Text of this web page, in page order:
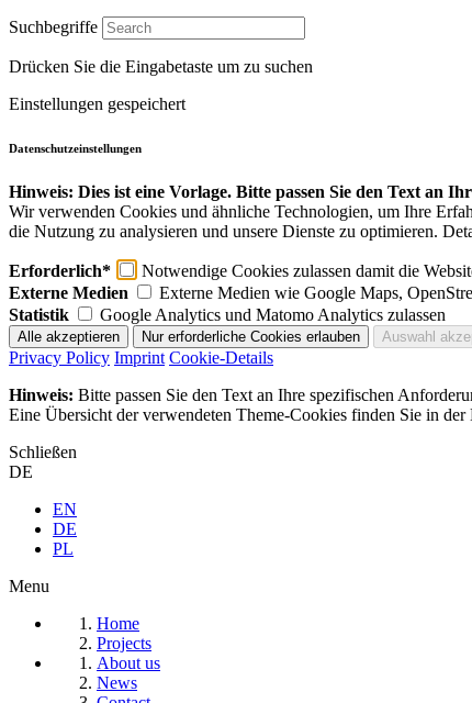
Suchbegriffe
Drücken Sie die Eingabetaste um zu suchen
Einstellungen gespeichert
Datenschutzeinstellungen
Hinweis: Dies ist eine Vorlage. Bitte passen Sie den Text an
Wir verwenden Cookies und ähnliche Technologien, um Ihre
die Nutzung zu analysieren und unsere Dienste zu optimieren.
Erforderlich*
Notwendige Cookies zulassen damit die
Externe Medien
Externe Medien wie Google Maps,
Statistik
Google Analytics und Matomo Analytics zulassen
Privacy Policy Imprint Cookie-Details
Hinweis: Bitte passen Sie den Text an Ihre spezifischen
Eine Übersicht der verwendeten Theme-Cookies finden Sie in
Schließen
DE
EN
DE
PL
Menu
Home
Projects
About us
News